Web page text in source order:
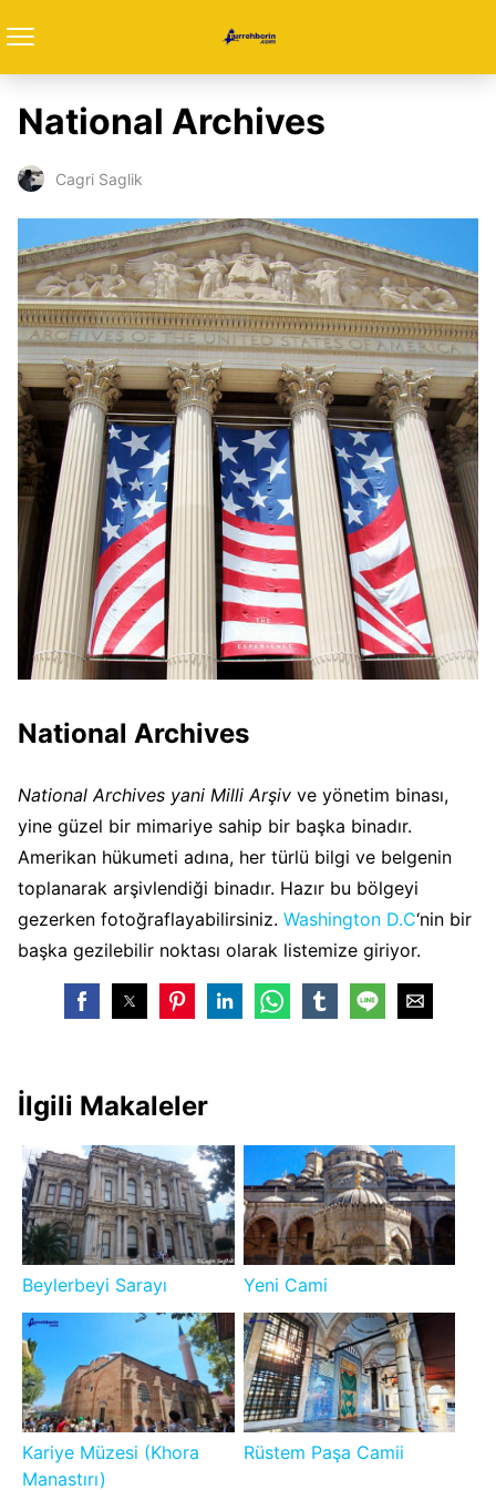
National Archives
Cagri Saglik
National Archives
National Archives yani Milli Arşiv ve yönetim binası,
yine güzel bir mimariye sahip bir başka binadır.
Amerikan hükumeti adına, her türlü bilgi ve belgenin
toplanarak arşivlendiği binadır. Hazır bu bölgeyi
gezerken fotoğraflayabilirsiniz. Washington D.C‘nin bir
başka gezilebilir noktası olarak listemize giriyor.
İlgili Makaleler
Beylerbeyi Sarayı Yeni Cami
Kariye Müzesi (Khora
Manastırı)
Rüstem Paşa Camii